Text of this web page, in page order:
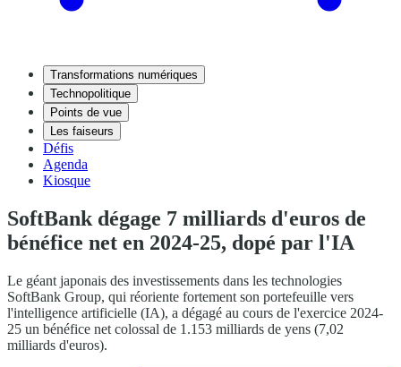
Transformations numériques
Technopolitique
Points de vue
Les faiseurs
Défis
Agenda
Kiosque
SoftBank dégage 7 milliards d'euros de
bénéfice net en 2024-25, dopé par l'IA
Le géant japonais des investissements dans les technologies
SoftBank Group, qui réoriente fortement son portefeuille vers
l'intelligence artificielle (IA), a dégagé au cours de l'exercice 2024-
25 un bénéfice net colossal de 1.153 milliards de yens (7,02
milliards d'euros).